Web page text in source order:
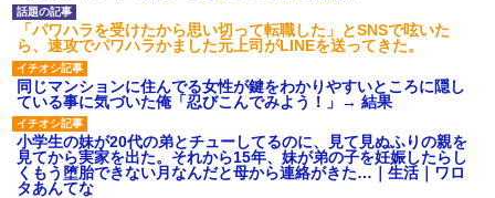
「パワハラを受けたから思い切って転職した」とSNSで呟いた
ら、速攻でパワハラかました元上司がLINEを送ってきた。
同じマンションに住んでる女性が鍵をわかりやすいところに隠し
ている事に気づいた俺「忍びこんでみよう！」→ 結果
小学生の妹が20代の弟とチューしてるのに、見て見ぬふりの親を
見てから実家を出た。それから15年、妹が弟の子を妊娠したらし
くもう堕胎できない月なんだと母から連絡がきた…｜生活｜ワロ
タあんてな